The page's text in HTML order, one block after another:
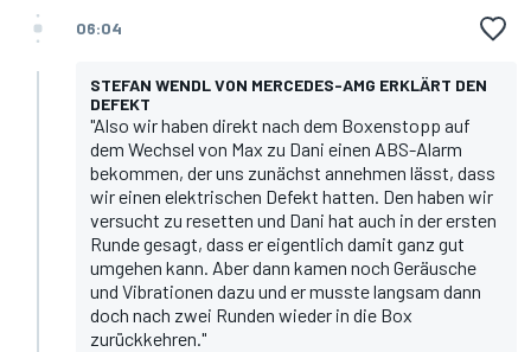
06:04
STEFAN WENDL VON MERCEDES-AMG ERKLÄRT DEN
DEFEKT
"Also wir haben direkt nach dem Boxenstopp auf
dem Wechsel von Max zu Dani einen ABS-Alarm
bekommen, der uns zunächst annehmen lässt, dass
wir einen elektrischen Defekt hatten. Den haben wir
versucht zu resetten und Dani hat auch in der ersten
Runde gesagt, dass er eigentlich damit ganz gut
umgehen kann. Aber dann kamen noch Geräusche
und Vibrationen dazu und er musste langsam dann
doch nach zwei Runden wieder in die Box
zurückkehren."